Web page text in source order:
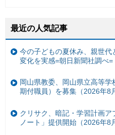
最近の人気記事
今の子どもの夏休み、親世
変化を実感=朝日新聞社調べ=
岡山県教委、岡山県立高等
期付職員）を募集（2026年8
クリサク、暗記・学習計画
ノート」提供開始（2026年8